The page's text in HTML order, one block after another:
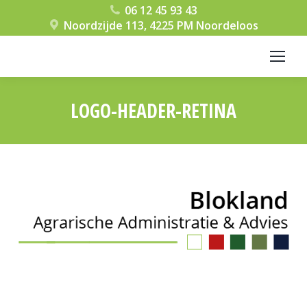
06 12 45 93 43
Noordzijde 113, 4225 PM Noordeloos
LOGO-HEADER-RETINA